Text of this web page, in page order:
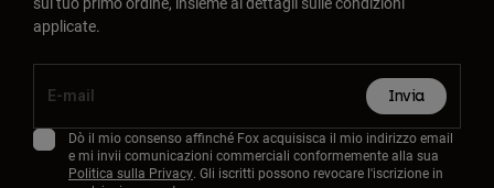
applicate.
Invia
Dò il mio consenso affinché Fox acquisisca il mio indirizzo email
e mi invii comunicazioni commerciali conformemente alla sua
Politica sulla Privacy. Gli iscritti possono revocare l'iscrizione in